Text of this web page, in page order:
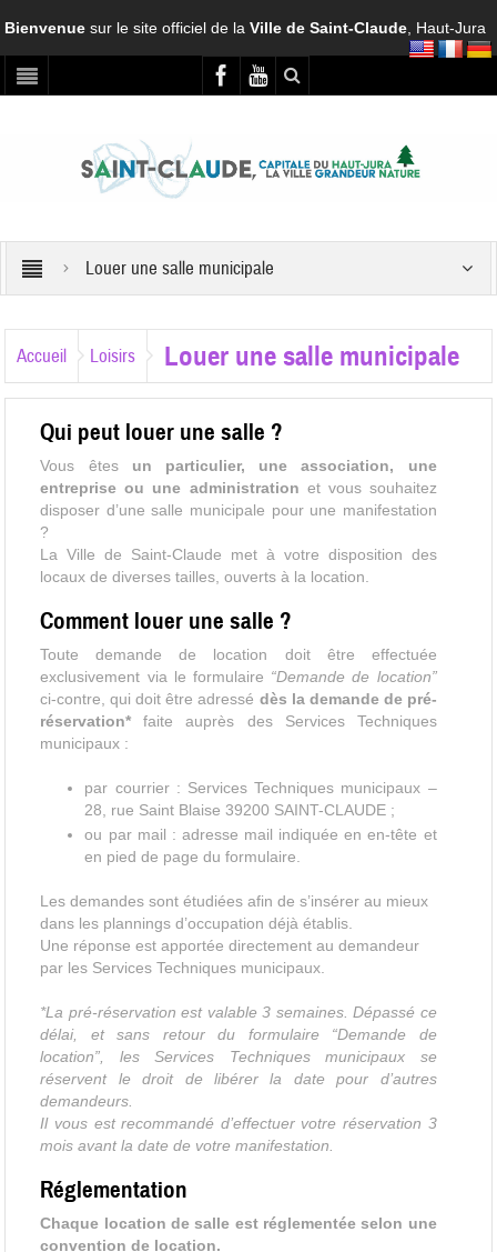
Bienvenuesur le site officiel de laVille de Saint-Claude , Haut-Jura
Louer une salle municipale
Accueil Loisirs Louer une salle municipale
Qui peut louer une salle ?
Vous êtes un particulier, une association, une
entreprise ou une administration et vous souhaitez
disposer d’une salle municipale pour une manifestation
?
La Ville de Saint-Claude met à votre disposition des
locaux de diverses tailles, ouverts à la location.
Comment louer une salle ?
Toute demande de location doit être effectuée
exclusivement via le formulaire “Demande de location”
ci-contre, qui doit être adressé dès la demande de pré-
réservation* faite auprès des Services Techniques
municipaux :
par courrier : Services Techniques municipaux –
28, rue Saint Blaise 39200 SAINT-CLAUDE ;
ou par mail : adresse mail indiquée en en-tête et
en pied de page du formulaire.
Les demandes sont étudiées afin de s’insérer au mieux
dans les plannings d’occupation déjà établis.
Une réponse est apportée directement au demandeur
par les Services Techniques municipaux.
*La pré-réservation est valable 3 semaines. Dépassé ce
délai, et sans retour du formulaire “Demande de
location”, les Services Techniques municipaux se
réservent le droit de libérer la date pour d’autres
demandeurs.
Il vous est recommandé d’effectuer votre réservation 3
mois avant la date de votre manifestation.
Réglementation
Chaque location de salle est réglementée selon une
convention de location.